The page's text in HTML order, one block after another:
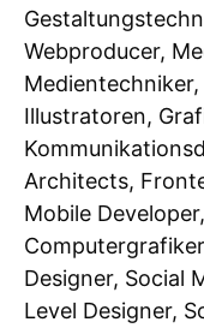
Webproducer,
Illustratoren,
Architects,
Mobile
Designer, Social
Level Designer,